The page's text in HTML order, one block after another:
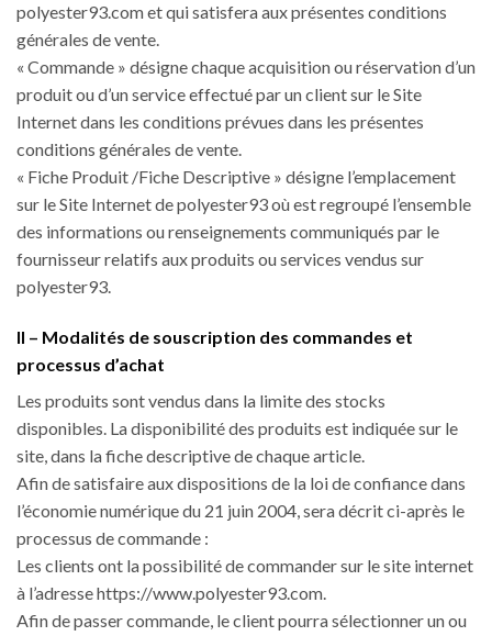
polyester93.com et qui satisfera aux présentes conditions
générales de vente.
« Commande » désigne chaque acquisition ou réservation d’un
produit ou d’un service effectué par un client sur le Site
Internet dans les conditions prévues dans les présentes
conditions générales de vente.
« Fiche Produit /Fiche Descriptive » désigne l’emplacement
sur le Site Internet de polyester93 où est regroupé l’ensemble
des informations ou renseignements communiqués par le
fournisseur relatifs aux produits ou services vendus sur
polyester93.
II – Modalités de souscription des commandes et
processus d’achat
Les produits sont vendus dans la limite des stocks
disponibles. La disponibilité des produits est indiquée sur le
site, dans la fiche descriptive de chaque article.
Afin de satisfaire aux dispositions de la loi de confiance dans
l’économie numérique du 21 juin 2004, sera décrit ci-après le
processus de commande :
Les clients ont la possibilité de commander sur le site internet
à l’adresse https://www.polyester93.com.
Afin de passer commande, le client pourra sélectionner un ou